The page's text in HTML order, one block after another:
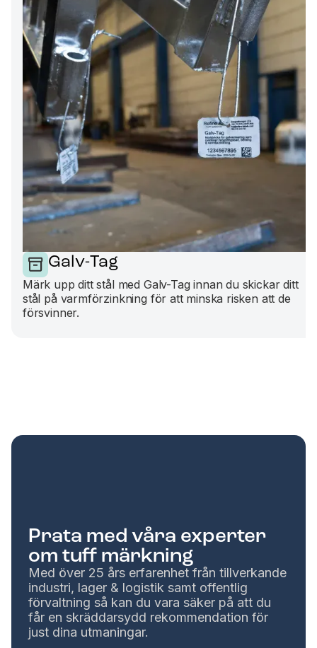
Galv-Tag
Märk upp ditt stål med Galv-Tag innan du skickar ditt
stål på varmförzinkning för att minska risken att de
försvinner.
Prata med våra experter
om tuff märkning
Med över 25 års erfarenhet från tillverkande
industri, lager & logistik samt offentlig
förvaltning så kan du vara säker på att du
får en skräddarsydd rekommendation för
just dina utmaningar.